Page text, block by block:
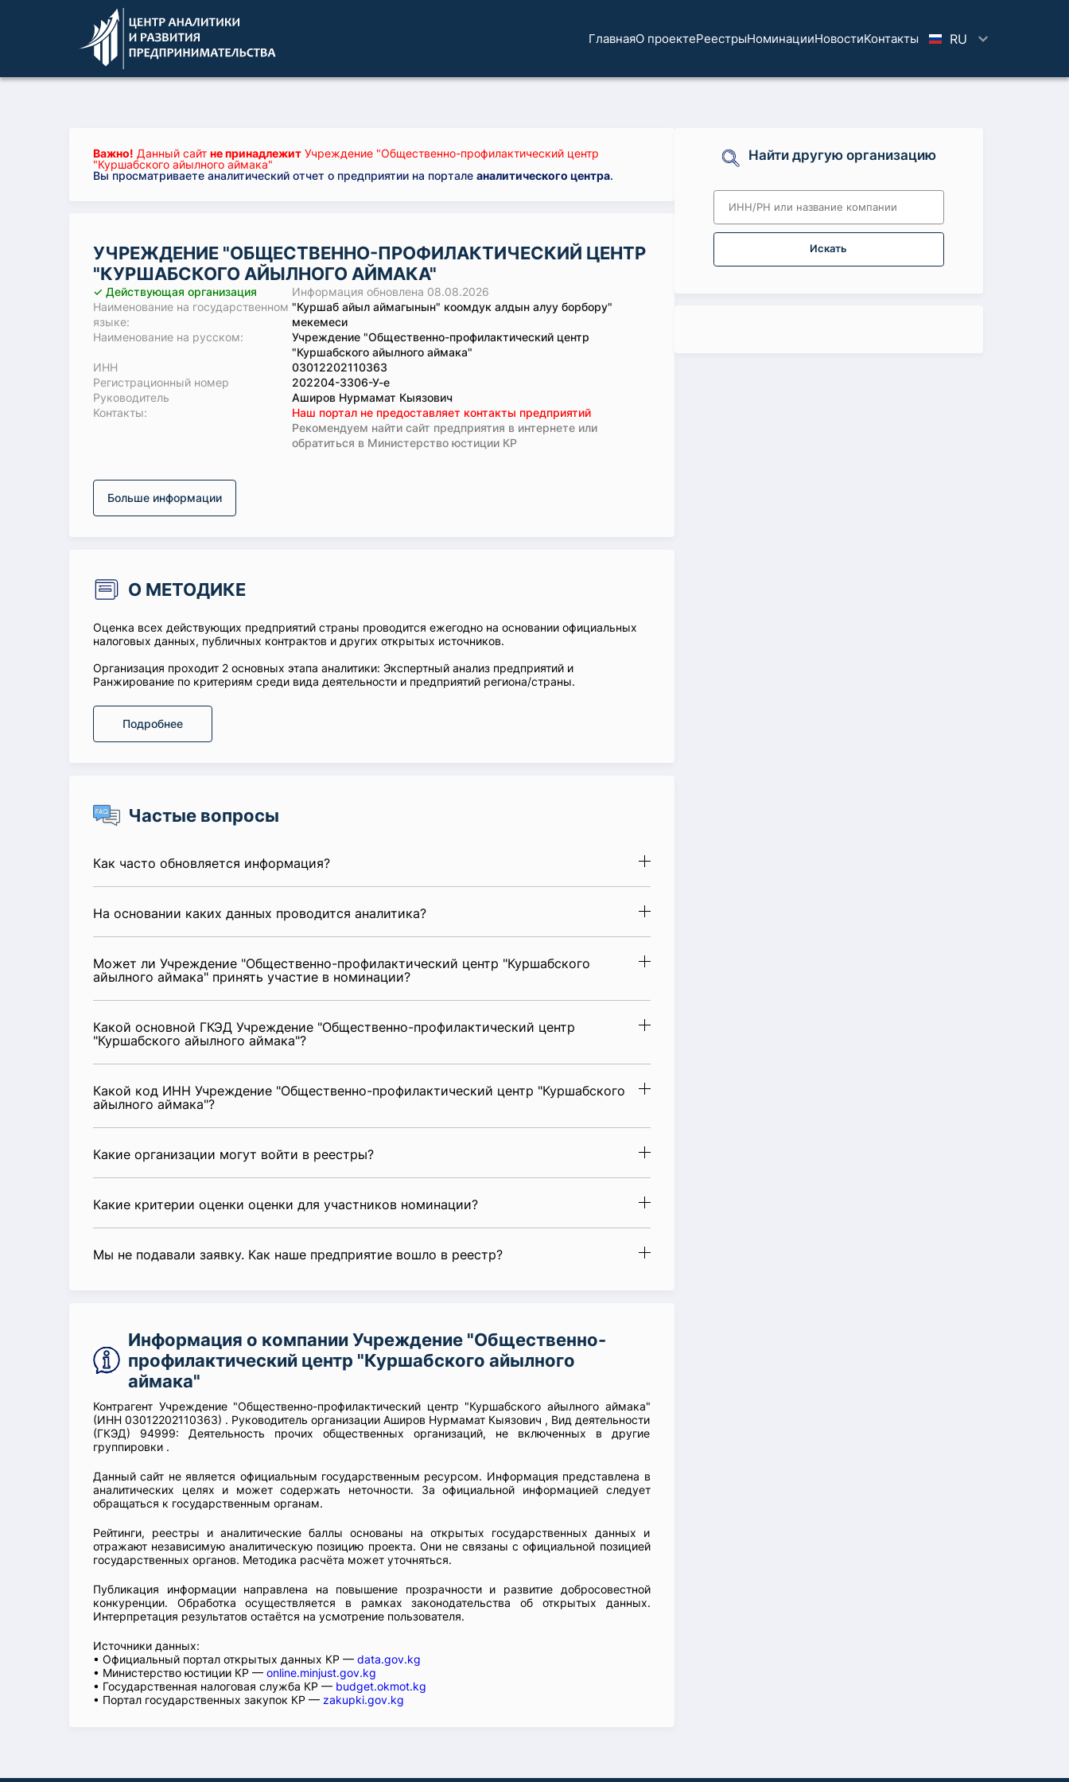
ГлавнаяО проектеРеестрыНоминацииНовостиKoнтaкты RU
Важно! Данный сайт не принадлежит Учреждение "Общественно-профилактический центр
"Куршабского айылного аймака"
Вы просматриваете аналитический отчет о предприятии на портале аналитического центра.
УЧРЕЖДЕНИЕ "ОБЩЕСТВЕННО-ПРОФИЛАКТИЧЕСКИЙ ЦЕНТР
"КУРШАБСКОГО АЙЫЛНОГО АЙМАКА"
✓ Действующая организация
Информация обновлена 08.08.2026
Наименование на государственном
языке:
"Куршаб айыл аймагынын" коомдук алдын алуу борбору"
мекемеси
Наименование на русском:
Учреждение "Общественно-профилактический центр
"Куршабского айылного аймака"
ИНН
03012202110363
Регистрационный номер
202204-3306-У-е
Руководитель
Аширов Нурмамат Кыязович
Koнтaкты:
Наш портал не предоставляет контакты предприятий
Рекомендуем найти сайт предприятия в интернете или
обратиться в Министерство юстиции КР
Больше информации
О МЕТОДИКЕ
Оценка всех действующих предприятий страны проводится ежегодно на основании официальных
налоговых данных, публичных контрактов и других открытых источников.
Организация проходит 2 основных этапа аналитики: Экспертный анализ предприятий и
Ранжирование по критериям среди вида деятельности и предприятий региона/страны.
Подробнее
Частые вопросы
Как часто обновляется информация?
На основании каких данных проводится аналитика?
Может ли Учреждение "Общественно-профилактический центр "Куршабского
айылного аймака" принять участие в номинации?
Какой основной ГКЭД Учреждение "Общественно-профилактический центр
"Куршабского айылного аймака"?
Какой код ИНН Учреждение "Общественно-профилактический центр "Куршабского
айылного аймака"?
Какие организации могут войти в реестры?
Какие критерии оценки оценки для участников номинации?
Мы не подавали заявку. Как наше предприятие вошло в реестр?
Информация о компании Учреждение "Общественно-
профилактический центр "Куршабского айылного
аймака"
Контрагент Учреждение "Общественно-профилактический центр "Куршабского айылного аймака"
(ИНН 03012202110363) . Руководитель организации Аширов Нурмамат Кыязович , Вид деятельности
(ГКЭД) 94999: Деятельность прочих общественных организаций, не включенных в другие
группировки .
Данный сайт не является официальным государственным ресурсом. Информация представлена в
аналитических целях и может содержать неточности. За официальной информацией следует
обращаться к государственным органам.
Рейтинги, реестры и аналитические баллы основаны на открытых государственных данных и
отражают независимую аналитическую позицию проекта. Они не связаны с официальной позицией
государственных органов. Методика расчёта может уточняться.
Публикация информации направлена на повышение прозрачности и развитие добросовестной
конкуренции. Обработка осуществляется в рамках законодательства об открытых данных.
Интерпретация результатов остаётся на усмотрение пользователя.
Источники данных:
• Официальный портал открытых данных КР — data.gov.kg
• Министерство юстиции КР — online.minjust.gov.kg
• Государственная налоговая служба КР — budget.okmot.kg
• Портал государственных закупок КР — zakupki.gov.kg
Найти другую организацию
Искать